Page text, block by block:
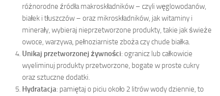
różnorodne źródła makroskładników – czyli węglowodanów,
białek i tłuszczów – oraz mikroskładników, jak witaminy i
minerały, wybieraj nieprzetworzone produkty, takie jak świeże
owoce, warzywa, pełnoziarniste zboża czy chude białka.
Unikaj przetworzonej żywności: ogranicz lub całkowicie
wyeliminuj produkty przetworzone, bogate w proste cukry
oraz sztuczne dodatki.
Hydratacja: pamiętaj o piciu około 2 litrów wody dziennie, to